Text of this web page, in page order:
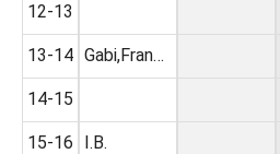
12-13
13-14
14-15
15-16
Gabi,Fran…
I.B.